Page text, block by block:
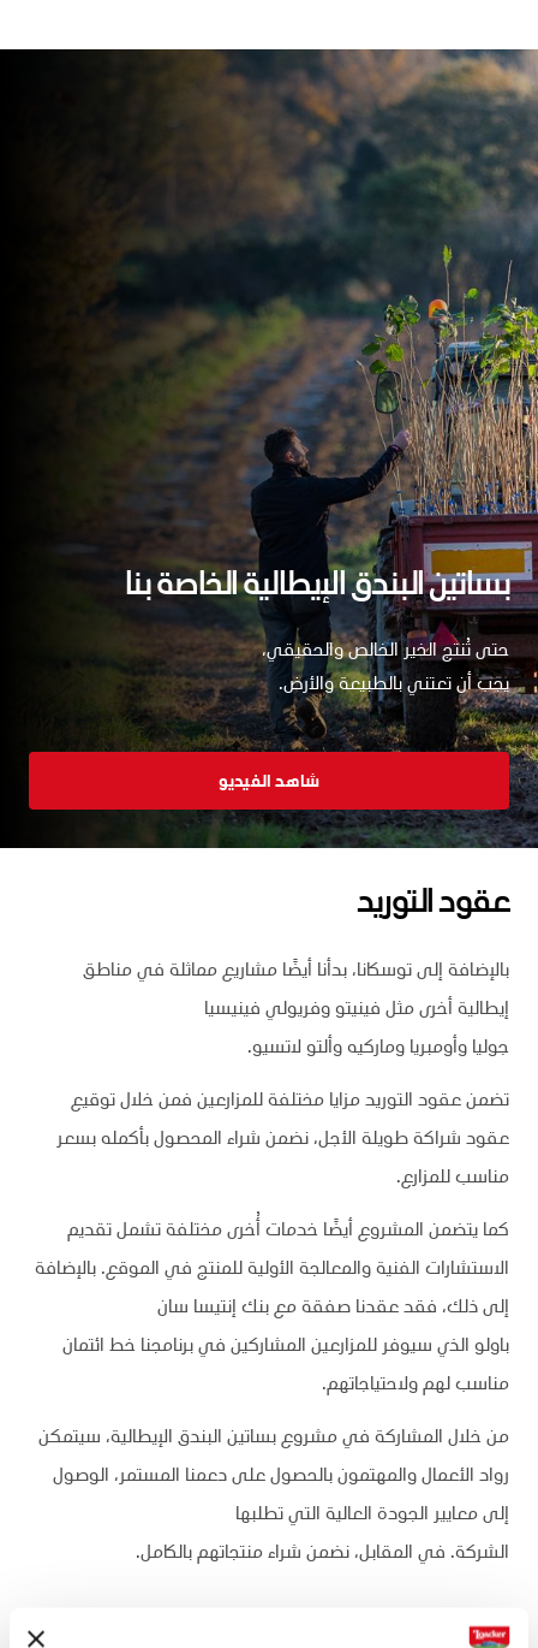
بساتين البندق الإيطالية الخاصة بنا
حتى تُنتج الخير الخالص والحقيقي،
يجب أن تعتني بالطبيعة والأرض.
شاهد الفيديو
عقود التوريد
بالإضافة إلى توسكانا، بدأنا أيضًا مشاريع مماثلة في مناطق
إيطالية أخرى مثل فينيتو وفريولي فينيسيا
جوليا وأومبريا وماركيه وألتو لاتسيو.
تضمن عقود التوريد مزايا مختلفة للمزارعين فمن خلال توقيع
عقود شراكة طويلة الأجل، نضمن شراء المحصول بأكمله بسعر
مناسب للمزارع.
كما يتضمن المشروع أيضًا خدمات أُخرى مختلفة تشمل تقديم
الاستشارات الفنية والمعالجة الأولية للمنتج في الموقع. بالإضافة
إلى ذلك، فقد عقدنا صفقة مع بنك إنتيسا سان
باولو الذي سيوفر للمزارعين المشاركين في برنامجنا خط ائتمان
مناسب لهم ولاحتياجاتهم.
من خلال المشاركة في مشروع بساتين البندق الإيطالية، سيتمكن
رواد الأعمال والمهتمون بالحصول على دعمنا المستمر، الوصول
إلى معايير الجودة العالية التي تطلبها
الشركة. في المقابل، نضمن شراء منتجاتهم بالكامل.